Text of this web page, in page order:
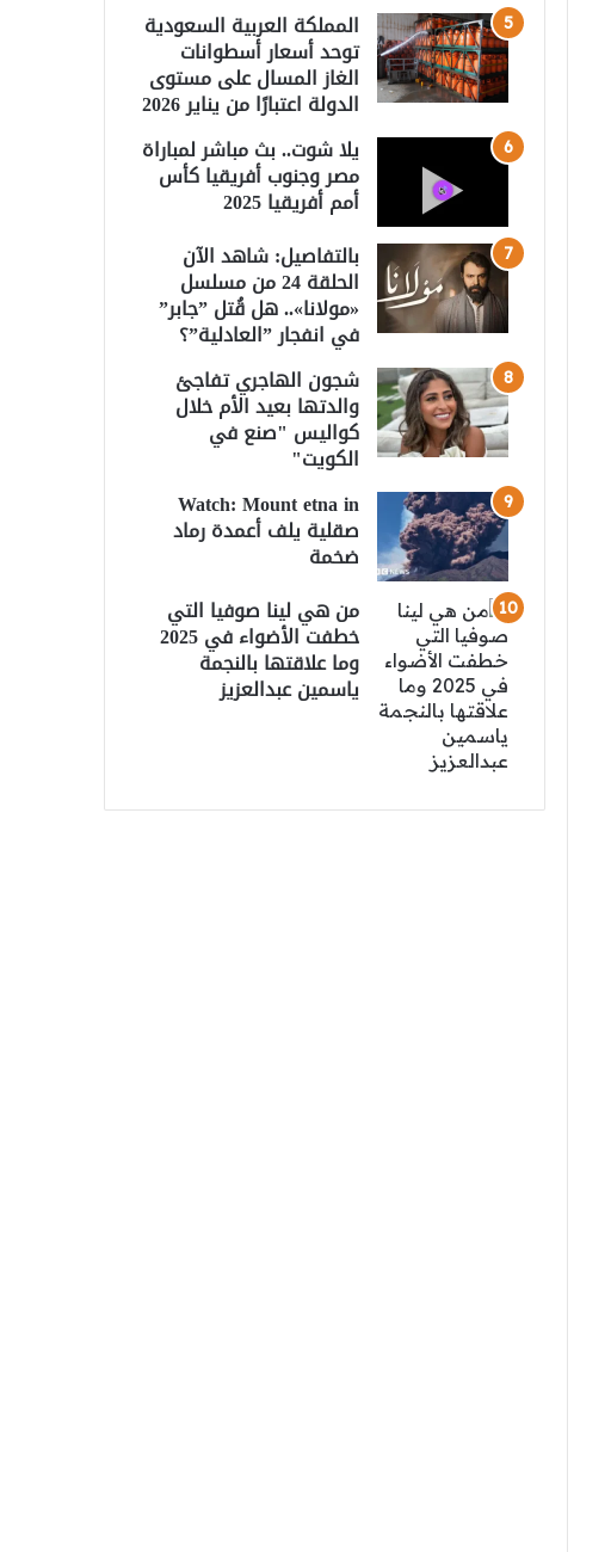
المملكة العربية السعودية
توحد أسعار أسطوانات
الغاز المسال على مستوى
الدولة اعتبارًا من يناير 2026
يلا شوت.. بث مباشر لمباراة
مصر وجنوب أفريقيا كأس
أمم أفريقيا 2025
بالتفاصيل: شاهد الآن
الحلقة 24 من مسلسل
«مولانا».. هل قُتل ”جابر”
في انفجار ”العادلية”؟
شجون الهاجري تفاجئ
والدتها بعيد الأم خلال
كواليس "صنع في
الكويت"
Watch: Mount etna in
صقلية يلف أعمدة رماد
ضخمة
من هي لينا صوفيا التي
خطفت الأضواء في 2025
وما علاقتها بالنجمة
ياسمين عبدالعزيز